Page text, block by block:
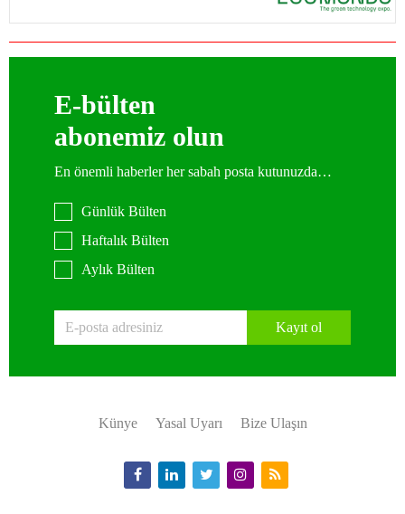
E-bülten
abonemiz olun
En önemli haberler her sabah posta kutunuzda…
Günlük Bülten
Haftalık Bülten
Aylık Bülten
Kayıt ol
Künye Yasal Uyarı Bize Ulaşın